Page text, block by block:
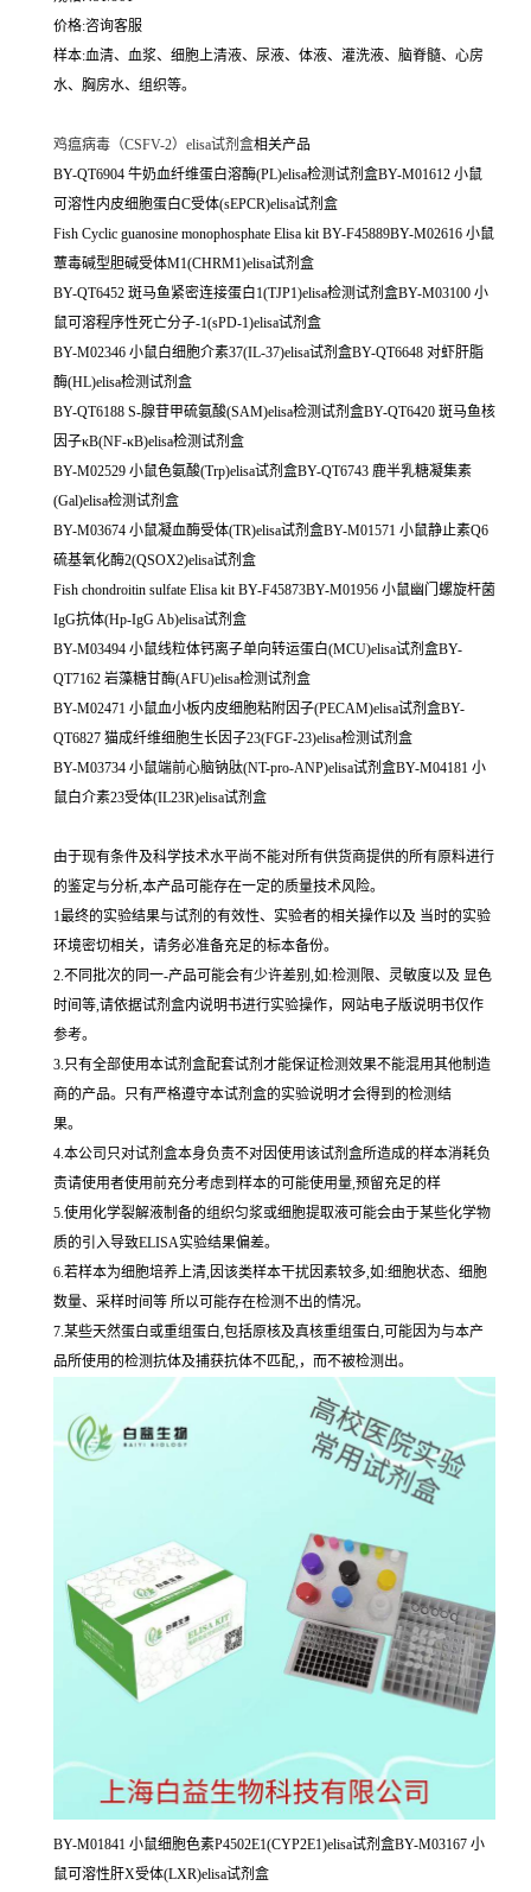
价格:咨询客服
样本:血清、血浆、细胞上清液、尿液、体液、灌洗液、脑脊髓、心房
水、胸房水、组织等。
鸡瘟病毒（CSFV-2）elisa试剂盒相关产品
BY-QT6904 牛奶血纤维蛋白溶酶(PL)elisa检测试剂盒BY-M01612 小鼠
可溶性内皮细胞蛋白C受体(sEPCR)elisa试剂盒
Fish Cyclic guanosine monophosphate Elisa kit BY-F45889BY-M02616 小鼠
蕈毒碱型胆碱受体M1(CHRM1)elisa试剂盒
BY-QT6452 斑马鱼紧密连接蛋白1(TJP1)elisa检测试剂盒BY-M03100 小
鼠可溶程序性死亡分子-1(sPD-1)elisa试剂盒
BY-M02346 小鼠白细胞介素37(IL-37)elisa试剂盒BY-QT6648 对虾肝脂
酶(HL)elisa检测试剂盒
BY-QT6188 S-腺苷甲硫氨酸(SAM)elisa检测试剂盒BY-QT6420 斑马鱼核
因子κB(NF-κB)elisa检测试剂盒
BY-M02529 小鼠色氨酸(Trp)elisa试剂盒BY-QT6743 鹿半乳糖凝集素
(Gal)elisa检测试剂盒
BY-M03674 小鼠凝血酶受体(TR)elisa试剂盒BY-M01571 小鼠静止素Q6
硫基氧化酶2(QSOX2)elisa试剂盒
Fish chondroitin sulfate Elisa kit BY-F45873BY-M01956 小鼠幽门螺旋杆菌
IgG抗体(Hp-IgG Ab)elisa试剂盒
BY-M03494 小鼠线粒体钙离子单向转运蛋白(MCU)elisa试剂盒BY-
QT7162 岩藻糖甘酶(AFU)elisa检测试剂盒
BY-M02471 小鼠血小板内皮细胞粘附因子(PECAM)elisa试剂盒BY-
QT6827 猫成纤维细胞生长因子23(FGF-23)elisa检测试剂盒
BY-M03734 小鼠端前心脑钠肽(NT-pro-ANP)elisa试剂盒BY-M04181 小
鼠白介素23受体(IL23R)elisa试剂盒
由于现有条件及科学技术水平尚不能对所有供货商提供的所有原料进行
的鉴定与分析,本产品可能存在一定的质量技术风险。
1最终的实验结果与试剂的有效性、实验者的相关操作以及 当时的实验
环境密切相关，请务必准备充足的标本备份。
2.不同批次的同一-产品可能会有少许差别,如:检测限、灵敏度以及 显色
时间等,请依据试剂盒内说明书进行实验操作，网站电子版说明书仅作
参考。
3.只有全部使用本试剂盒配套试剂才能保证检测效果不能混用其他制造
商的产品。只有严格遵守本试剂盒的实验说明才会得到的检测结
果。
4.本公司只对试剂盒本身负责不对因使用该试剂盒所造成的样本消耗负
责请使用者使用前充分考虑到样本的可能使用量,预留充足的样
5.使用化学裂解液制备的组织匀浆或细胞提取液可能会由于某些化学物
质的引入导致ELISA实验结果偏差。
6.若样本为细胞培养上清,因该类样本干扰因素较多,如:细胞状态、细胞
数量、采样时间等 所以可能存在检测不出的情况。
7.某些天然蛋白或重组蛋白,包括原核及真核重组蛋白,可能因为与本产
品所使用的检测抗体及捕获抗体不匹配,，而不被检测出。
BY-M01841 小鼠细胞色素P4502E1(CYP2E1)elisa试剂盒BY-M03167 小
鼠可溶性肝X受体(LXR)elisa试剂盒